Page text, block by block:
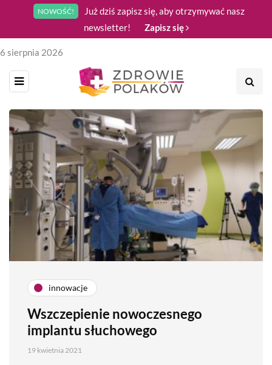
NOWOŚĆ!
Już dziś zapisz się, aby otrzymywać nasz
newsletter!
Zapisz się
6 sierpnia 2026
innowacje
Wszczepienie nowoczesnego
implantu słuchowego
19 kwietnia 2021